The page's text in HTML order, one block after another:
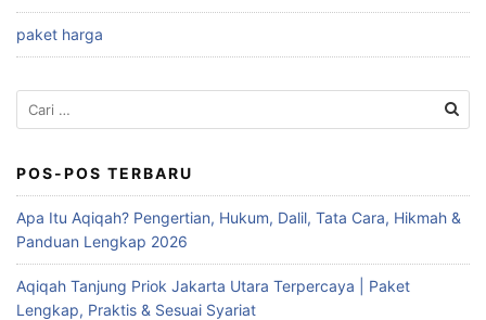
paket harga
Cari
untuk:
POS-POS TERBARU
Apa Itu Aqiqah? Pengertian, Hukum, Dalil, Tata Cara, Hikmah &
Panduan Lengkap 2026
Aqiqah Tanjung Priok Jakarta Utara Terpercaya | Paket
Lengkap, Praktis & Sesuai Syariat